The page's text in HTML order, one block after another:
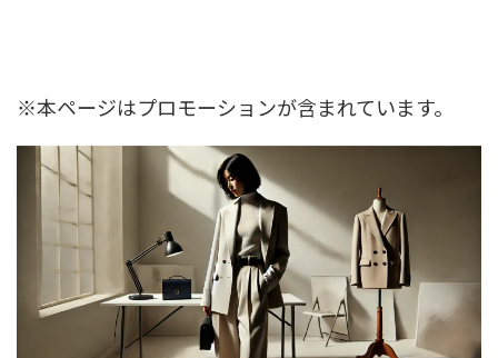
※本ページはプロモーションが含まれています。